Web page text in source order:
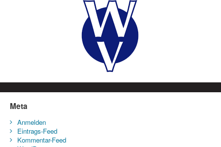
Meta
Anmelden
Eintrags-Feed
Kommentar-Feed